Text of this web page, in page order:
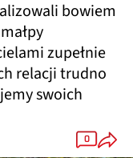
bowiem
zupełnie
relacji trudno
swoich
0